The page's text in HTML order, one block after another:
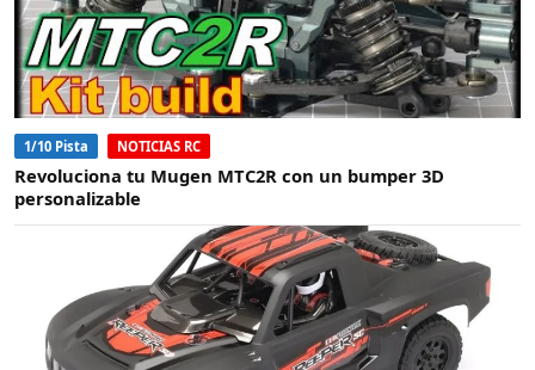
1/10 Pista NOTICIAS RC
Revoluciona tu Mugen MTC2R con un bumper 3D
personalizable